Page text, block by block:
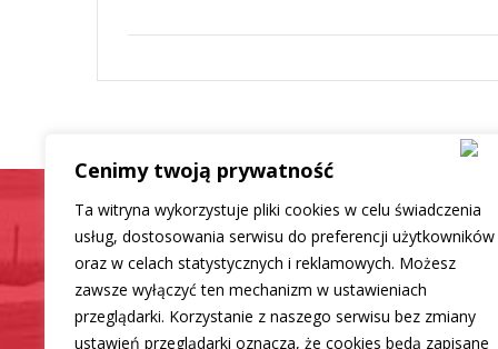
Cenimy twoją prywatność
Ta witryna wykorzystuje pliki cookies w celu świadczenia
usług, dostosowania serwisu do preferencji użytkowników
oraz w celach statystycznych i reklamowych. Możesz
zawsze wyłączyć ten mechanizm w ustawieniach
przeglądarki. Korzystanie z naszego serwisu bez zmiany
ustawień przeglądarki oznacza, że cookies będą zapisane
Samochód jak